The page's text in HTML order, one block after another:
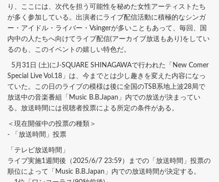
り、ここには、次代を担う可能性を秘めた女性アーティストたち
が多く参加している。出演者にライブ配信活動に積極的なシンガ
ー・アイドル・ライバー・Vsingerが多いこともあって、毎回、国
内中の人たちへ向けてライブ配信(アーカイブ放送もあり)をしてい
るのも、このイベントの嬉しい特色だ。
5月31日 (土)にJ-SQUARE SHINAGAWAで行われた「New Comer
Special Live Vol.18」は、今までとは少し趣きを変えた内容になっ
ていた。この日のライブの模様は後に全国のTSB系地上波28局で
放送中の音楽番組「Music B.B.Japan」内での放送が決まってい
る。放送時間には視聴者投票による所定の条件がある。
＜現在開催中の投票の種類＞
- 「放送時間」投票
「テレビ放送時間」
ライブ実施1週間後（2025/6/7 23:59）までの「放送時間」投票の
順位によって「Music B.B.Japan」内での放送時間が決定する。